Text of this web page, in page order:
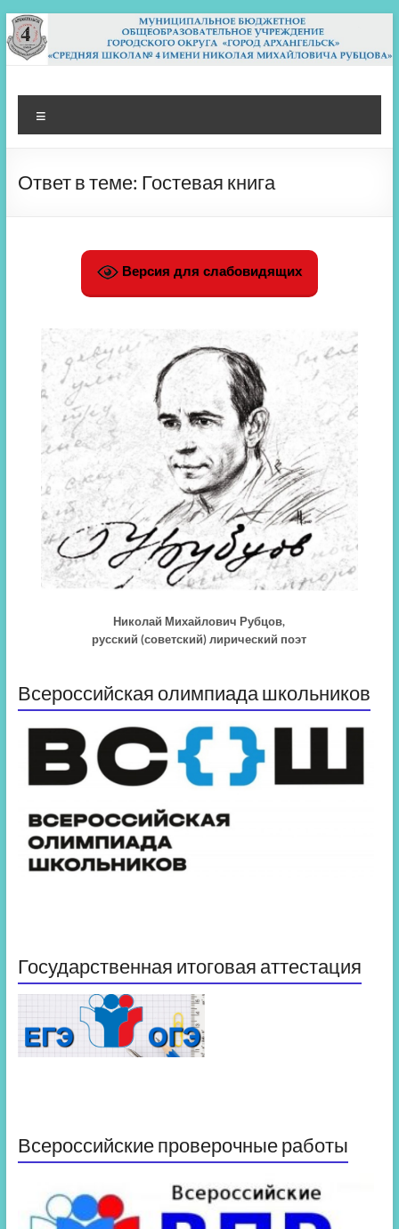
Перейти
к
содержимому
МБОУ СШ 4
Архангельск
Ответ в теме: Гостевая книга
Версия для слабовидящих
Николай Михайлович Рубцов,
русский (советский) лирический поэт
Всероссийская олимпиада школьников
Государственная итоговая аттестация
Всероссийские проверочные работы